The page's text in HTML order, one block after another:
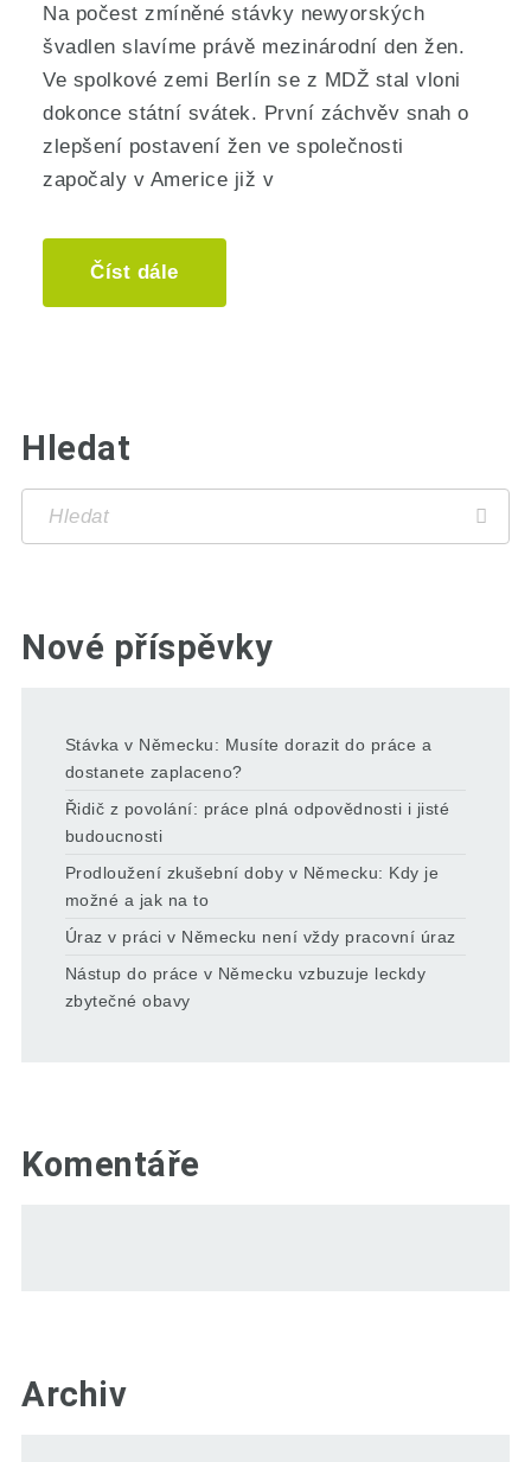
Na počest zmíněné stávky newyorských
švadlen slavíme právě mezinárodní den žen.
Ve spolkové zemi Berlín se z MDŽ stal vloni
dokonce státní svátek. První záchvěv snah o
zlepšení postavení žen ve společnosti
započaly v Americe již v
Číst dále
Hledat
Nové příspěvky
Stávka v Německu: Musíte dorazit do práce a
dostanete zaplaceno?
Řidič z povolání: práce plná odpovědnosti i jisté
budoucnosti
Prodloužení zkušební doby v Německu: Kdy je
možné a jak na to
Úraz v práci v Německu není vždy pracovní úraz
Nástup do práce v Německu vzbuzuje leckdy
zbytečné obavy
Komentáře
Archiv